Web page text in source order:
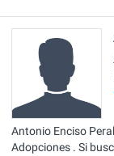
Antonio Enciso
Adopciones . Si